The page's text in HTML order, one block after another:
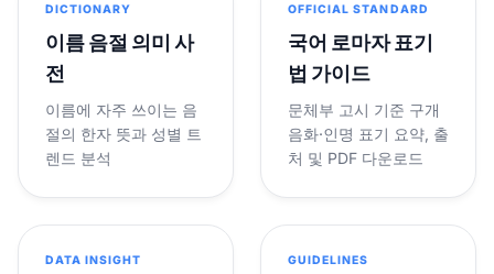
DICTIONARY
이름 음절 의미 사
전
이름에 자주 쓰이는 음
절의 한자 뜻과 성별 트
렌드 분석
OFFICIAL STANDARD
국어 로마자 표기
법 가이드
문체부 고시 기준 구개
음화·인명 표기 요약, 출
처 및 PDF 다운로드
DATA INSIGHT GUIDELINES